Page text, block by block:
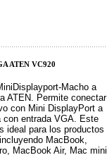
ATEN VC920
Macho a
ATEN. Permite conectar
con Mini DisplayPort a
con entrada VGA. Este
ideal para los productos
MacBook,
MacBook Air, Mac mini